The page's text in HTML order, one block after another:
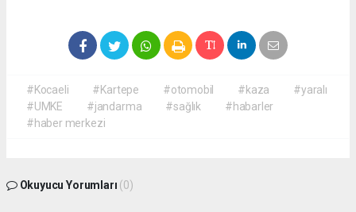
#Kocaeli #Kartepe #otomobil #kaza
#yaralı
#UMKE
#jandarma #sağlık
#habarler
#haber merkezi
Okuyucu Yorumları (0)